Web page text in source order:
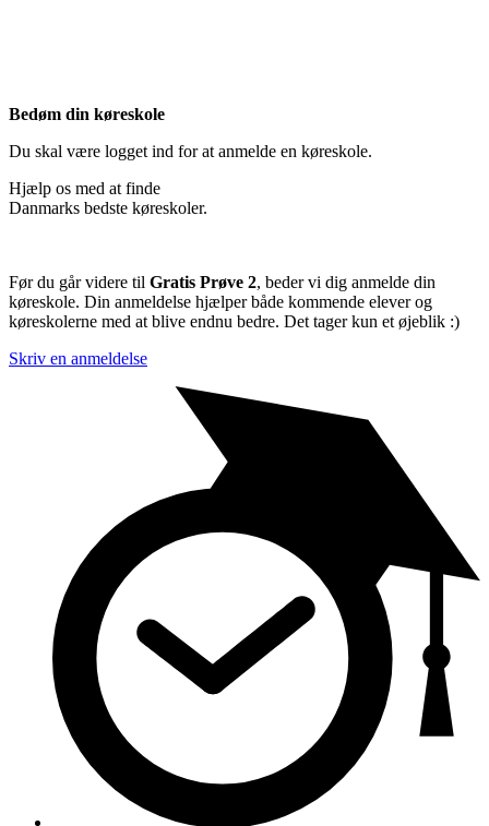
Bedøm din køreskole
Du skal være logget ind for at anmelde en køreskole.
Hjælp os med at finde
Danmarks bedste køreskoler.
Før du går videre til Gratis Prøve 2, beder vi dig anmelde din
køreskole. Din anmeldelse hjælper både kommende elever og
køreskolerne med at blive endnu bedre. Det tager kun et øjeblik :)
Skriv en anmeldelse